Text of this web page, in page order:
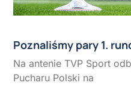
Poznaliśmy pary 1.
Na antenie TVP Sport
Pucharu Polski na